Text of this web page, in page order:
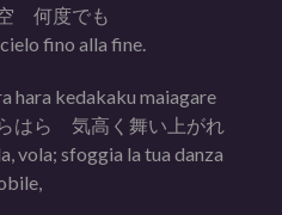
何度でも
fino alla fine.
hara kedakaku maiagare
はら 気高く舞い上がれ
vola; sfoggia la tua danza